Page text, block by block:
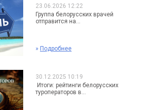
23.06.2026 12:22
Группа белорусских врачей
отправится на...
» Подробнее
30.12.2025 10:19
Итоги: рейтинги белорусских
туроператоров в...